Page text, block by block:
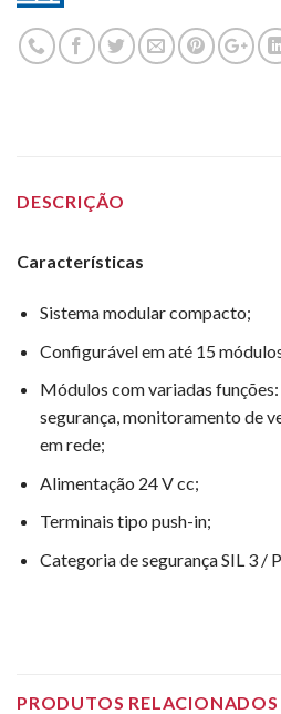
DESCRIÇÃO
Características
Sistema modular compacto;
Configurável em até 15
Módulos com variadas
segurança, monitoramento de
em rede;
Alimentação 24 V cc;
Terminais tipo push-in;
Categoria de segurança SIL 3 /
PRODUTOS RELACIONADOS